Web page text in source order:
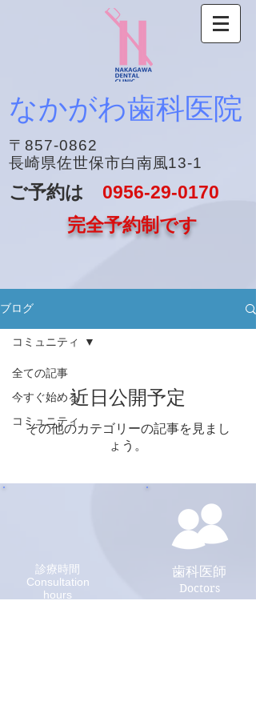
なかがわ歯科医院
〒857-0862
長崎県佐世保市白南風13-1
ご予約は 0956-29-0170
完全予約制です
ブログ
全ての記事
今すぐ始める
コミュニティ
コミュニティ
近日公開予定
その他のカテゴリーの記事を見まし
ょう。
診療時間
Consultation
hours
歯科医師
Doctors